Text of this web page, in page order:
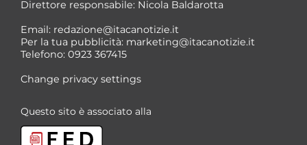
*
Direttore responsabile: Nicola Baldarotta
Email: redazione@itacanotizie.it
Per la tua pubblicità: marketing@itacanotizie.it
Telefono: 0923 367415
Change privacy settings
Questo sito è associato alla